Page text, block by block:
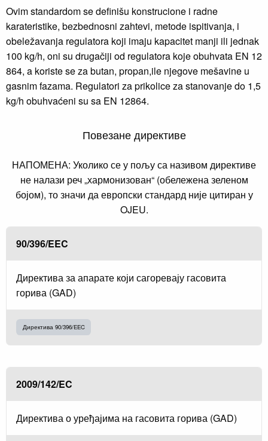
Ovim standardom se definišu konstrucione i radne
karateristike, bezbednosni zahtevi, metode ispitivanja, i
obeležavanja regulatora koji imaju kapacitet manji ili jednak
100 kg/h, oni su drugačiji od regulatora koje obuhvata EN 12
864, a koriste se za butan, propan,ile njegove mešavine u
gasnim fazama. Regulatori za prikolice za stanovanje do 1,5
kg/h obuhvaćeni su sa EN 12864.
Повезане директиве
НАПОМЕНА: Уколико се у пољу са називом директиве
не налази реч „хармонизован“ (обележена зеленом
бојом), то значи да европски стандард није цитиран у
OJEU.
90/396/EEC
Директива за апарате који сагоревају гасовита
горива (GAD)
Директива 90/396/EEC
2009/142/EC
Директива о уређајима на гасовита горива (GAD)